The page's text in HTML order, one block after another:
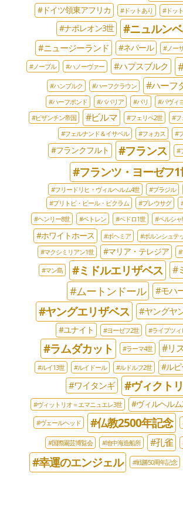
#ドイツ領東アフリカ #ドットあり #ドッ
#ナポレオン3世 #ニュルン
#ニュージーランド #ネパール #ノー
#ノーブル #ハノーヴァー #ハプスブルク
#ハンブルク #ハーフクラウン #ハーフ
#ハーフポンド #ババリア #パリ
#パヴィ
#ビザンチン帝国
#ビルマ #フェリペ2世
#フ
#フェルナンド＆イサベル
#フォカス #
#フランクフルト #フランス #
#フランツ・ヨーゼフ1
#フリードリヒ・ヴィルヘルム4世 #ブラジル
#プリトビ・ビール・ビクラム
#プレウサグ
#ヘンリー8世
#ベトレン #ペドロ1世 #ペルシ
#ホワイトホース #ボヘミア #ボルンシュテ
#マクシミリアン1世
#マリア・テレジア #
#マン島 #ミドルエリザベス #
#ムートンドール #モハ
#ヤングエリザベス #ヤングヤ
#ユナイト #ヨーゼフ2世 #ライプツィ
#ラムダカット #ラーマ4世 #リ
#ルイ13世 #ルイドール #ルドルフ2世 #ルピ
#ワイタンギ #ヴィクト
#ヴィットリオ＝エマニュエレ3世 #ヴィルヘル
#ヴェールヘッド #仏教2500年記念
#国際園芸博覧会 #地中海造船所 #孔雀
#幸運のエンジェル #戦勝50周年記念